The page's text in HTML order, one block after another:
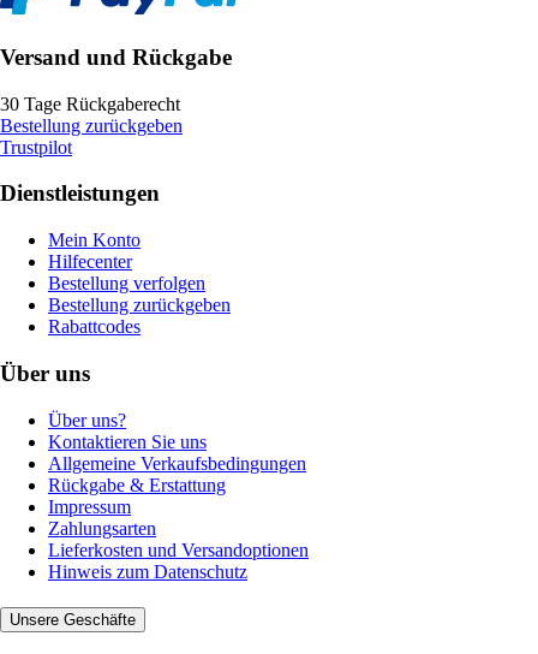
Versand und Rückgabe
30 Tage Rückgaberecht
Bestellung zurückgeben
Trustpilot
Dienstleistungen
Mein Konto
Hilfecenter
Bestellung verfolgen
Bestellung zurückgeben
Rabattcodes
Über uns
Über uns?
Kontaktieren Sie uns
Allgemeine Verkaufsbedingungen
Rückgabe & Erstattung
Impressum
Zahlungsarten
Lieferkosten und Versandoptionen
Hinweis zum Datenschutz
Unsere Geschäfte